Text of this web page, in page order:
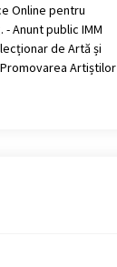
Online pentru
Anunt public IMM
de Artă și
Artiștilor